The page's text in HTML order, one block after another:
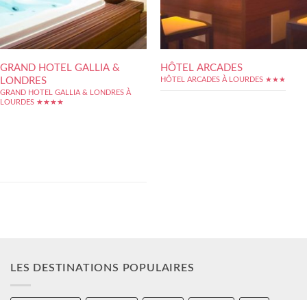
GRAND HOTEL GALLIA &
LONDRES
GRAND HOTEL GALLIA & LONDRES À
LOURDES ★★★★
HÔTEL ARCADES
HÔTEL ARCADES À LOURDES ★★★
LES DESTINATIONS POPULAIRES